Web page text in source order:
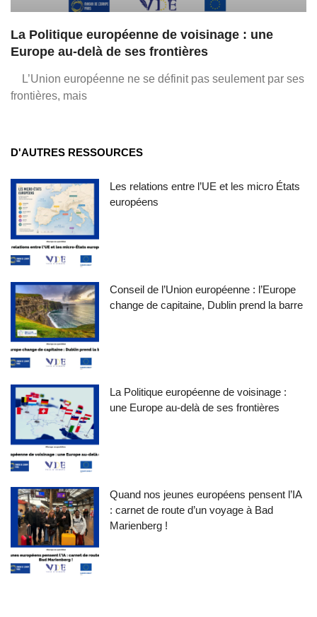
La Politique européenne de voisinage : une
Europe au-delà de ses frontières
L’Union européenne ne se définit pas seulement par ses
frontières, mais
D'AUTRES RESSOURCES
Les relations entre l’UE et les micro États
européens
Conseil de l’Union européenne : l’Europe
change de capitaine, Dublin prend la barre
La Politique européenne de voisinage :
une Europe au-delà de ses frontières
Quand nos jeunes européens pensent l’IA
: carnet de route d’un voyage à Bad
Marienberg !